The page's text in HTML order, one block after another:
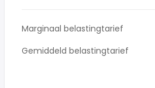
Marginaal belastingtarief
Gemiddeld belastingtarief